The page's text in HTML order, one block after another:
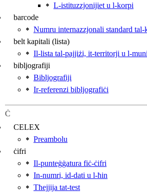
L-istituzzjonijiet u l‑korpi
barcode
Numru internazzjonali standard
belt kapitali (lista)
Il-lista tal-pajjiżi, it‑territorji u
bibljografiji
Bibljografiji
Ir-referenzi bibljografiċi
Ċ
CELEX
Preambolu
ċifri
Il-punteġġatura fiċ-ċifri
In-numri, id‑dati u l‑ħin
Tħejjija tat‑test